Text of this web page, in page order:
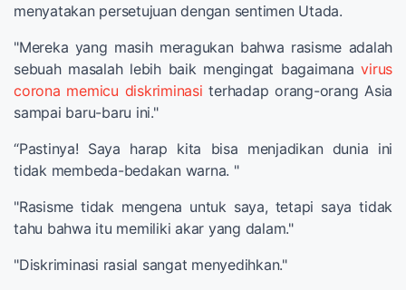
menyatakan persetujuan dengan sentimen Utada.
"Mereka yang masih meragukan bahwa rasisme adalah
sebuah masalah lebih baik mengingat bagaimanavirus
corona memicu diskriminasi terhadap orang-orang Asia
sampai baru-baru ini."
“Pastinya! Saya harap kita bisa menjadikan dunia ini
tidak membeda-bedakan warna. "
"Rasisme tidak mengena untuk saya, tetapi saya tidak
tahu bahwa itu memiliki akar yang dalam."
"Diskriminasi rasial sangat menyedihkan."